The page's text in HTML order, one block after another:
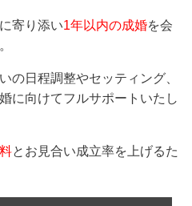
寄り添い1年以内の成婚を会
の日程調整やセッティング、
に向けてフルサポートいたし
とお見合い成立率を上げるた